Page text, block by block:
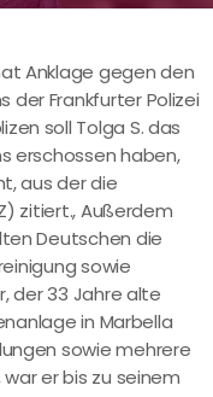
Anklage gegen den
der Frankfurter Polizei
soll Tolga S. das
erschossen haben,
aus der die
zitiert., Außerdem
Deutschen die
sowie
der 33 Jahre alte
in Marbella
sowie mehrere
er bis zu seinem